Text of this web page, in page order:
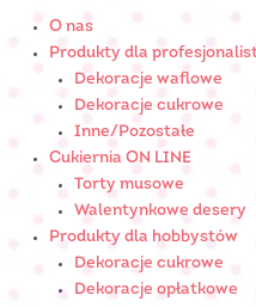
O nas
Produkty dla
Dekoracje waflowe
Dekoracje cukrowe
Inne/Pozostałe
Cukiernia ON LINE
Torty musowe
Walentynkowe desery
Produkty dla hobbystów
Dekoracje cukrowe
Dekoracje opłatkowe